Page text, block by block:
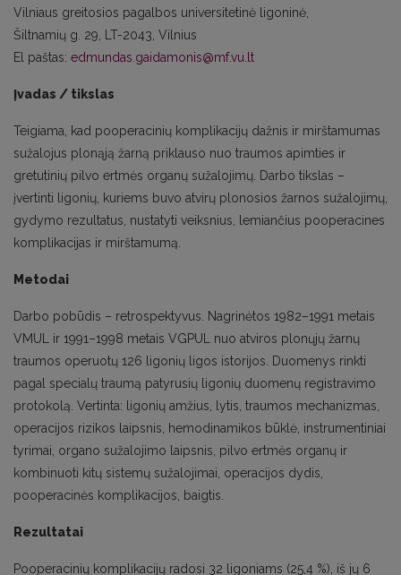
Vilniaus greitosios pagalbos universitetinė ligoninė,
Šiltnamių g. 29, LT-2043, Vilnius
El paštas: edmundas.gaidamonis@mf.vu.lt
Įvadas / tikslas
Teigiama, kad pooperacinių komplikacijų dažnis ir mirštamumas
sužalojus plonąją žarną priklauso nuo traumos apimties ir
gretutinių pilvo ertmės organų sužalojimų. Darbo tikslas –
įvertinti ligonių, kuriems buvo atvirų plonosios žarnos sužalojimų,
gydymo rezultatus, nustatyti veiksnius, lemiančius pooperacines
komplikacijas ir mirštamumą.
Metodai
Darbo pobūdis – retrospektyvus. Nagrinėtos 1982–1991 metais
VMUL ir 1991–1998 metais VGPUL nuo atviros plonųjų žarnų
traumos operuotų 126 ligonių ligos istorijos. Duomenys rinkti
pagal specialų traumą patyrusių ligonių duomenų registravimo
protokolą. Vertinta: ligonių amžius, lytis, traumos mechanizmas,
operacijos rizikos laipsnis, hemodinamikos būklė, instrumentiniai
tyrimai, organo sužalojimo laipsnis, pilvo ertmės organų ir
kombinuoti kitų sistemų sužalojimai, operacijos dydis,
pooperacinės komplikacijos, baigtis.
Rezultatai
Pooperacinių komplikacijų radosi 32 ligoniams (25,4 %), iš jų 6